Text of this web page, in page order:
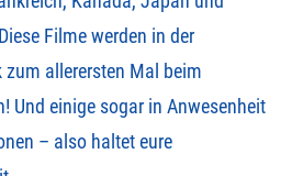
Filme werden in der
zum allerersten Mal beim
Und einige sogar in Anwesenheit
– also haltet eure